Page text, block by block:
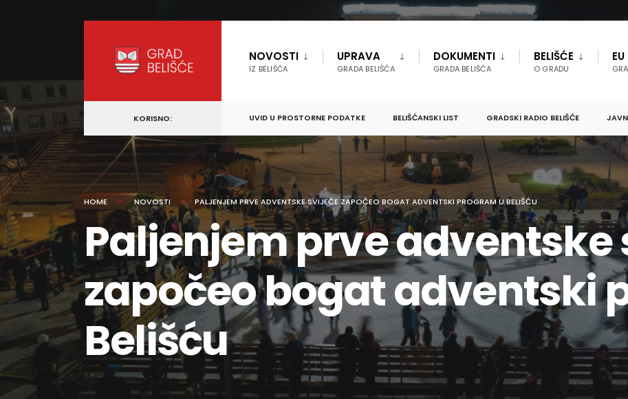
content
NOVOSTI
IZ BELIŠĆA
UPRAVA
GRADA BELIŠĆA
DOKUMENTI
GRADA BELIŠĆA
BELIŠĆE
O GRADU
KORISNO: UVID U PROSTORNE PODATKE BELIŠĆANSKI LIST GRADSKI RADIO BELIŠĆE
HOME NOVOSTI PALJENJEM PRVE ADVENTSKE SVIJEĆE ZAPOČEO BOGAT ADVENTSKI PROGRAM U BELIŠĆU
Paljenjem prve adventske
započeo bogat adventski
Belišću